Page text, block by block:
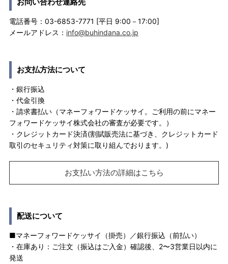
電話番号：03-6853-7771 [平日 9:00－17:00]
メールアドレス： info@buhindana.co.jp
お支払方法について
・銀行振込
・代金引換
・請求書払い（マネーフォワードケッサイ。ご利用の前にマネー
フォワードケッサイ株式会社の審査が必要です。）
・クレジットカード決済(割賦販売法に基づき、クレジットカード
取引のセキュリティ対策に取り組んでおります。)
お支払い方法の詳細はこちら
配送について
■マネーフォワードケッサイ（掛売）／銀行振込（前払い）
・在庫あり：ご注文（振込はご入金）確認後、2〜3営業日以内に
発送